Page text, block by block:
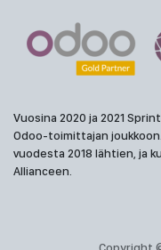
Vuosina 2020 ja 2021
Odoo-toimittajan
vuodesta 2018 lähtien, ja
Allianceen.
Copyright